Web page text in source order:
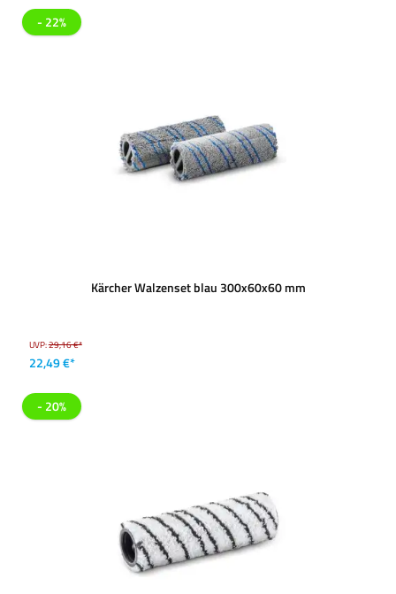
- 22%
Kärcher Walzenset blau 300x60x60 mm
UVP:29,16 €*
22,49 €*
- 20%